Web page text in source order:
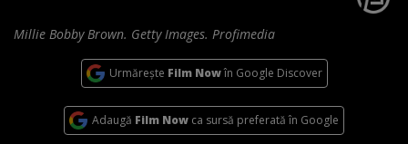
Millie Bobby Brown. Getty Images. Profimedia
Urmărește Film Nowîn Google Discover
Adaugă Film Now ca sursă preferată în Google